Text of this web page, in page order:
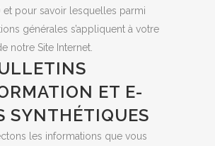
et pour savoir lesquelles parmi
générales s’appliquent à votre
notre Site Internet.
ET E-
SYNTHÉTIQUES
les informations que vous